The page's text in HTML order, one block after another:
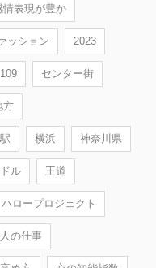
情表現が豊か
ッション 2023
109 センター街
方
横浜 神奈川県
ル 王道
ハロープロジェクト
の仕事